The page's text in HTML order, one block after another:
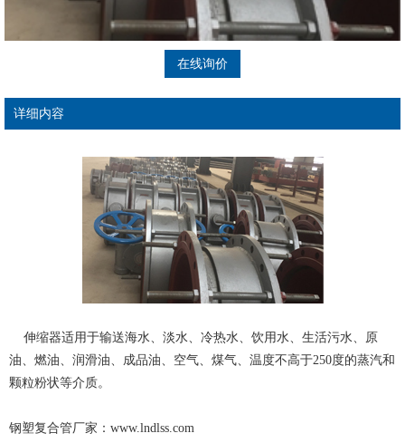
在线询价
详细内容
伸缩器适用于输送海水、淡水、冷热水、饮用水、生活污水、原
油、燃油、润滑油、成品油、空气、煤气、温度不高于250度的蒸汽和
颗粒粉状等介质。
钢塑复合管厂家：www.lndlss.com